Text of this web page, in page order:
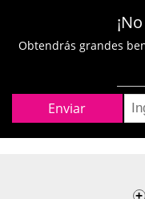
Obtendrás grandes